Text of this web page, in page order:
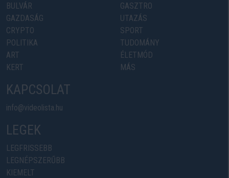
BULVÁR
GAZDASÁG
CRYPTO
POLITIKA
ART
KERT
GASZTRO
UTAZÁS
SPORT
TUDOMÁNY
ÉLETMÓD
MÁS
KAPCSOLAT
info@videolista.hu
LEGEK
LEGFRISSEBB
LEGNÉPSZERŰBB
KIEMELT